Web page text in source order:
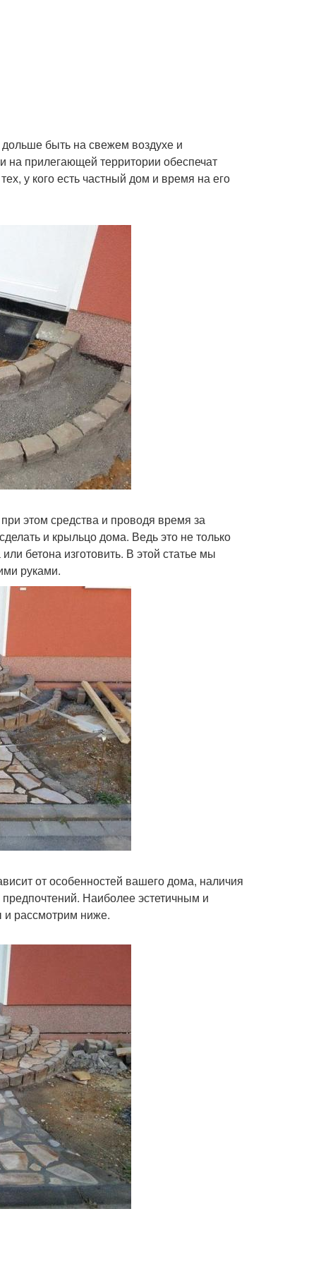
быть на свежем воздухе и
прилегающей территории обеспечат
у кого есть частный дом и время на его
этом средства и проводя время за
и крыльцо дома. Ведь это не только
бетона изготовить. В этой статье мы
руками.
от особенностей вашего дома, наличия
Наиболее эстетичным и
и рассмотрим ниже.